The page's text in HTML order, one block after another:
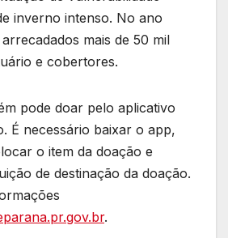
inverno intenso. No ano
mais de 50 mil
e cobertores.
pode doar pelo aplicativo
É necessário baixar o app,
o item da doação e
de destinação da doação.
.